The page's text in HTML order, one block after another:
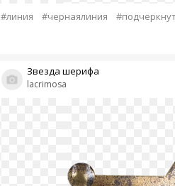
#линия #чернаялиния
lacrimosa
Звезда шерифа